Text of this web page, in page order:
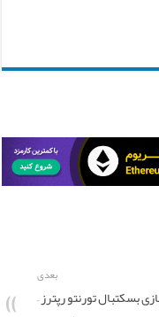
بعدی
بسکتبال تورنتو رپترز –